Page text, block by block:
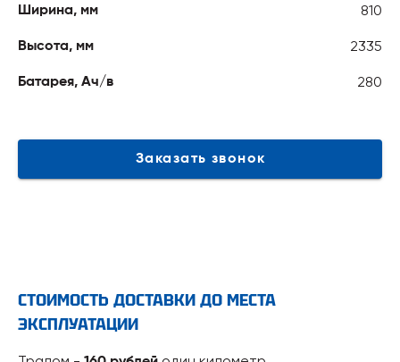
Ширина, мм 810
Высота, мм 2335
Батарея, Ач/в 280
Заказать звонок
СТОИМОСТЬ ДОСТАВКИ ДО МЕСТА
ЭКСПЛУАТАЦИИ